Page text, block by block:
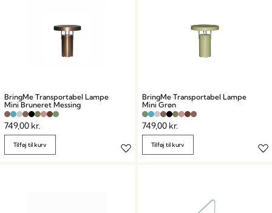
BringMe Transportabel Lampe
Mini Bruneret Messing
749,00 kr.
Tilføj til kurv
BringMe Transportabel Lampe
Mini Grøn
749,00 kr.
Tilføj til kurv